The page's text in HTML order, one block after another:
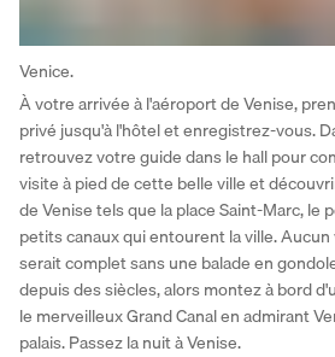
Venice.
À votre arrivée à l'aéroport de Venise,
privé jusqu'à l'hôtel et enregistrez-vous.
retrouvez votre guide dans le hall pour
visite à pied de cette belle ville et
de Venise tels que la place Saint-Marc, le
petits canaux qui entourent la ville. Aucun
serait complet sans une balade en
depuis des siècles, alors montez à bord
le merveilleux Grand Canal en admirant
palais. Passez la nuit à Venise.